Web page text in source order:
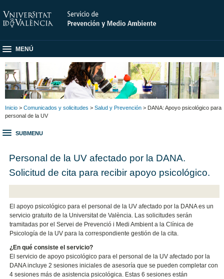
MENÚ
Inicio > Comunicados y solicitudes > Salud y Prevención > DANA: Apoyo psicológico para
personal de la UV
SUBMENU
Personal de la UV afectado por la DANA.
Solicitud de cita para recibir apoyo psicológico.
El apoyo psicológico para el personal de la UV afectado por la DANA es un
servicio gratuito de la Universitat de València. Las solicitudes serán
tramitadas por el Servei de Prevenció i Medi Ambient a la Clínica de
Psicología de la UV para la correspondiente gestión de la cita.
¿En qué consiste el servicio?
El servicio de apoyo psicológico para el personal de la UV afectado por la
DANA incluye 2 sesiones iniciales de asesoría que se pueden completar con
4 sesiones más de asistencia psicológica. Estas 6 sesiones están